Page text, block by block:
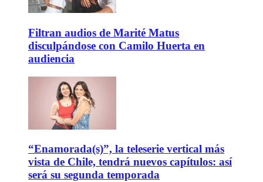
Filtran audios de Marité Matus
disculpándose con Camilo Huerta en
audiencia
“Enamorada(s)”, la teleserie vertical más
vista de Chile, tendrá nuevos capítulos: así
será su segunda temporada